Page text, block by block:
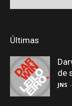
Últimas
de
JNS -